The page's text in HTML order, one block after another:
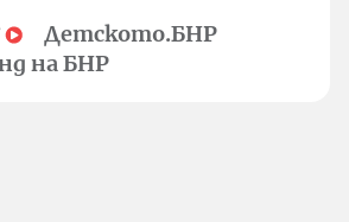
Детското.БНР
на БНР